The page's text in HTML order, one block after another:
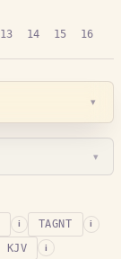
13 14 15 16
▾
▾
i TAGNT i
KJV i